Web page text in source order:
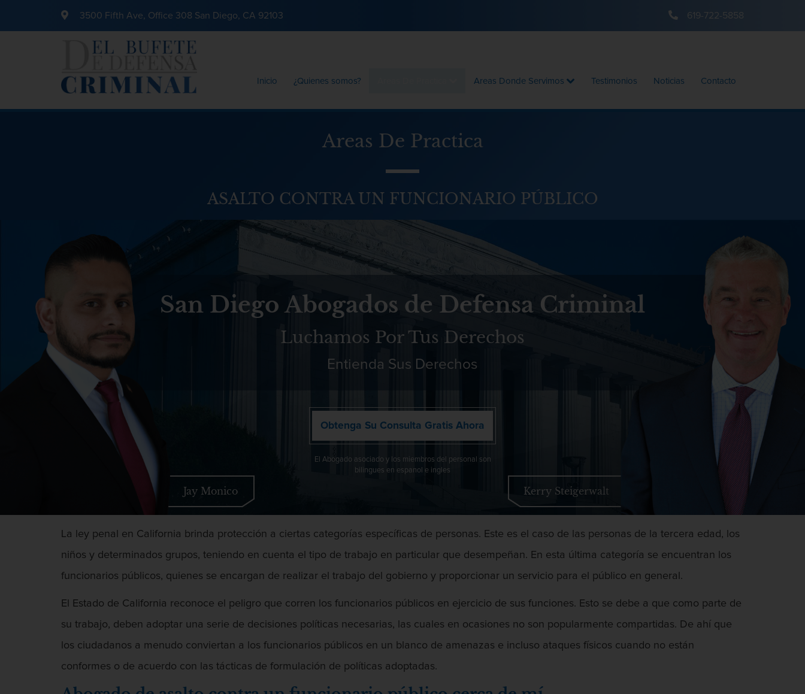
3500 Fifth Ave, Office 308 San Diego, CA 92103 619-722-5858
Inicio ¿Quienes somos? Areas Donde Servimos Testimonios Noticias Contacto
Areas De Practica
ASALTO CONTRA UN FUNCIONARIO PÚBLICO
San Diego Abogados de Defensa Criminal
Luchamos Por Tus Derechos
Entienda Sus Derechos
Obtenga Su Consulta Gratis Ahora
El Abogado asociado y los miembros del personal son
bilingues en espanol e ingles
Jay Monico Kerry Steigerwalt
La ley penal en California brinda protección a ciertas categorías específicas de personas. Este es el caso de las personas de la tercera edad, los
niños y determinados grupos, teniendo en cuenta el tipo de trabajo en particular que desempeñan. En esta última categoría se encuentran los
funcionarios públicos, quienes se encargan de realizar el trabajo del gobierno y proporcionar un servicio para el público en general.
El Estado de California reconoce el peligro que corren los funcionarios públicos en ejercicio de sus funciones. Esto se debe a que como parte de
su trabajo, deben adoptar una serie de decisiones políticas necesarias, las cuales en ocasiones no son popularmente compartidas. De ahí que
los ciudadanos a menudo conviertan a los funcionarios públicos en un blanco de amenazas e incluso ataques físicos cuando no están
conformes o de acuerdo con las tácticas de formulación de políticas adoptadas.